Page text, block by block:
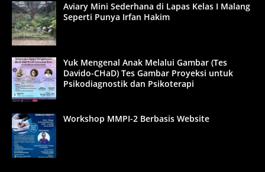
Aviary Mini Sederhana di Lapas Kelas I Malang
Seperti Punya Irfan Hakim
Yuk Mengenal Anak Melalui Gambar (Tes
Davido-CHaD) Tes Gambar Proyeksi untuk
Psikodiagnostik dan Psikoterapi
Workshop MMPI-2 Berbasis Website